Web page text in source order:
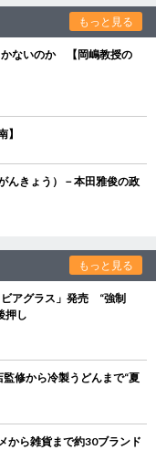
もっと見る
かないのか 【岡嶋教授の
んきょう）－本田雅俊の政
もっと見る
アグラス」発売 “強制
押し
修から冷製うどんまで“夏
から雑貨まで約30ブランド